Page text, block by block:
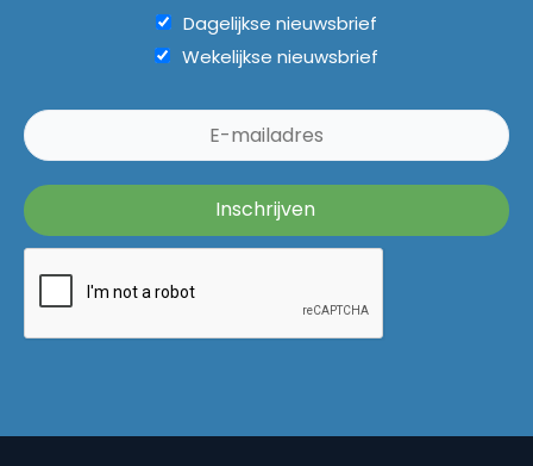
Dagelijkse nieuwsbrief
Wekelijkse nieuwsbrief